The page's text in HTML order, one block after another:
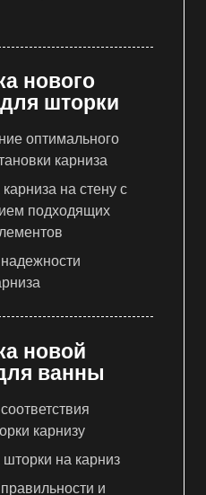
нового
шторки
оптимального
карниза
на стену с
подходящих
новой
ванны
карнизу
шторки на карниз
и